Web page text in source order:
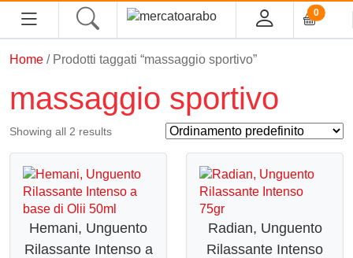
0
ALIMENTARI
COSMESI
PROFUMI ARABI
SOUK
Home / Prodotti taggati “massaggio sportivo”
massaggio sportivo
Showing all 2 results
Hemani, Unguento
Rilassante Intenso a
Radian, Unguento
Rilassante Intenso